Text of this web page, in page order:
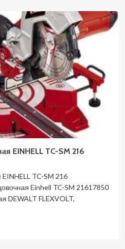
EINHELL TC-SM 216
TC-SM 216
Einhell TC-SM 21617850
DEWALT FLEXVOLT,